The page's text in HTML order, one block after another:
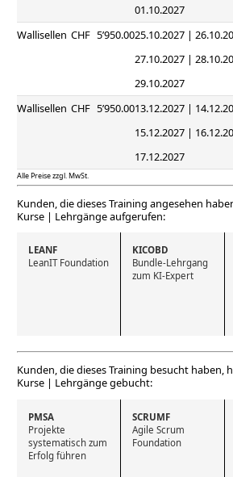
01.10.2027
Wallisellen CHF 5’950.0025.10.2027 |
27.10.2027 |
29.10.2027
Wallisellen CHF 5’950.0013.12.2027 |
15.12.2027 |
17.12.2027
Alle Preise zzgl. MwSt.
Kunden, die dieses Training angesehen
Kurse | Lehrgänge aufgerufen:
LEANF
LeanIT Foundation
KICOBD
Bundle-Lehrgang
zum KI-Expert
Kunden, die dieses Training besucht haben,
Kurse | Lehrgänge gebucht:
PMSA
Projekte
systematisch zum
Erfolg führen
SCRUMF
Agile Scrum
Foundation